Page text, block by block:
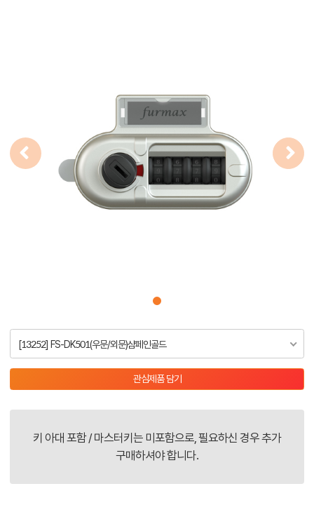
[13252] FS-DK501(우문/외문)샴페인골드
관심제품 담기
키 아대 포함 / 마스터키는 미포함으로, 필요하신 경우 추가
구매하셔야 합니다.